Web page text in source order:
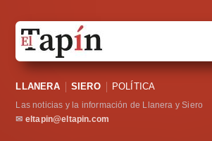
Sociedad
Política
LLANERA SIERO POLÍTICA
Las noticias y la información de Llanera y Siero
✉ eltapin@eltapin.com